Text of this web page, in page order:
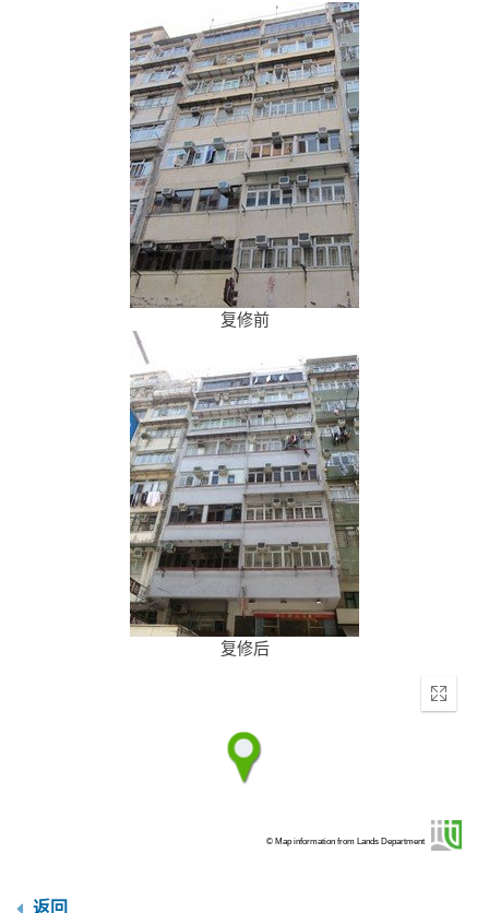
复修前
复修后
Enter
© Map information from Lands Department
返回